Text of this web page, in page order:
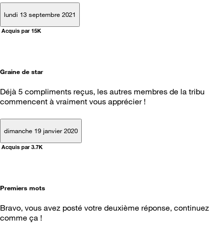
lundi 13 septembre 2021
Acquis par 15K
Graine de star
Déjà 5 compliments reçus, les autres membres de la tribu
commencent à vraiment vous apprécier !
dimanche 19 janvier 2020
Acquis par 3.7K
Premiers mots
Bravo, vous avez posté votre deuxième réponse, continuez
comme ça !